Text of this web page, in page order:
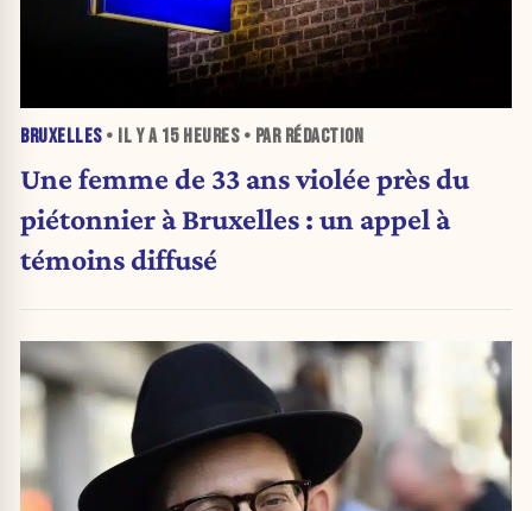
BRUXELLES• IL Y A 15 HEURES• PAR RÉDACTION
Une femme de 33 ans violée près du
piétonnier à Bruxelles : un appel à
témoins diffusé